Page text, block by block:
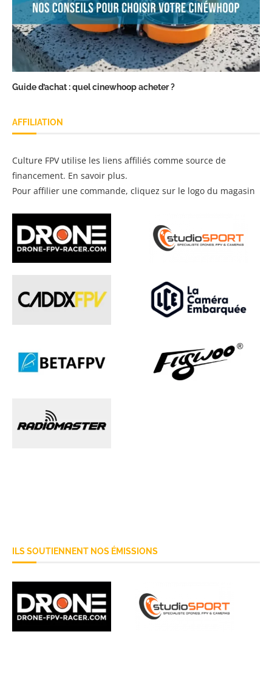
Guide d’achat : quel cinewhoop acheter ?
AFFILIATION
Culture FPV utilise les liens affiliés comme source de
financement. En savoir plus.
Pour affilier une commande, cliquez sur le logo du magasin
ILS SOUTIENNENT NOS ÉMISSIONS